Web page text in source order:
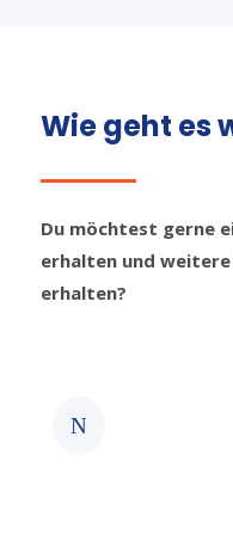
Wie geht es
Du möchtest gerne
erhalten und
erhalten?
N